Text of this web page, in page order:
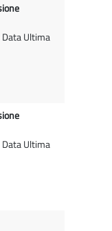
Ultima
Ultima